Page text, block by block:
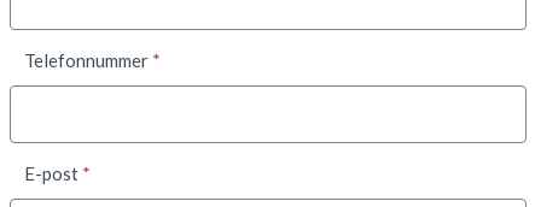
Telefonnummer *
E-post *